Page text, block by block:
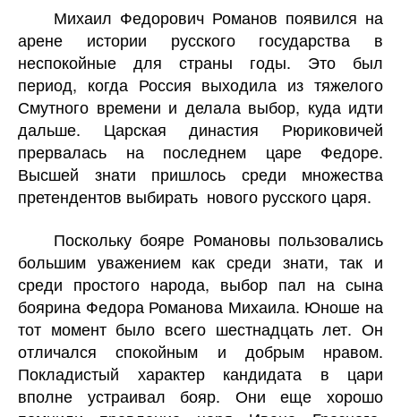
Михаил Федорович Романов появился на
арене истории русского государства в
неспокойные для страны годы. Это был
период, когда Россия выходила из тяжелого
Смутного времени и делала выбор, куда идти
дальше. Царская династия Рюриковичей
прервалась на последнем царе Федоре.
Высшей знати пришлось среди множества
претендентов выбирать нового русского царя.
Поскольку бояре Романовы пользовались
большим уважением как среди знати, так и
среди простого народа, выбор пал на сына
боярина Федора Романова Михаила. Юноше на
тот момент было всего шестнадцать лет. Он
отличался спокойным и добрым нравом.
Покладистый характер кандидата в цари
вполне устраивал бояр. Они еще хорошо